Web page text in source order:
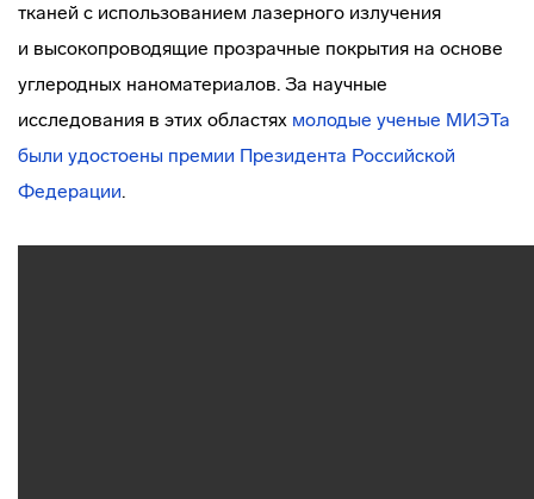
тканей с использованием лазерного излучения
и высокопроводящие прозрачные покрытия на основе
углеродных наноматериалов. За научные
исследования в этих областях молодые ученые МИЭТа
были удостоены премии Президента Российской
Федерации.